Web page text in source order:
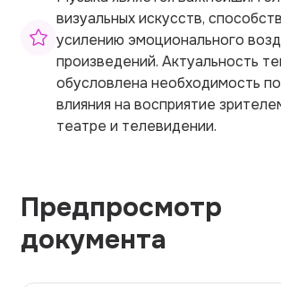
визуальных искусств,
усилению эмоционального
произведений. Актуальность
обусловлена необходимость
влияния на восприятие
театре и телевидении.
Предпросмотр
документа